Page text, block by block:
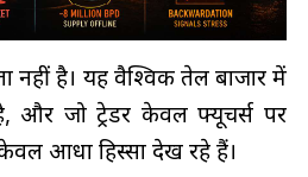
नहीं है। यह वैश्विक तेल बाजार में
और जो ट्रेडर केवल फ्यूचर्स पर
आधा हिस्सा देख रहे हैं।